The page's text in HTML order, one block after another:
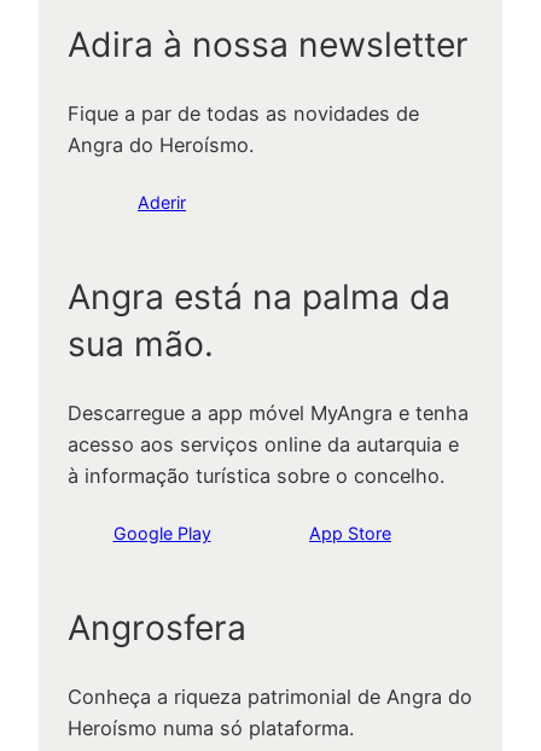
Adira à nossa newsletter
Fique a par de todas as novidades de
Angra do Heroísmo.
Aderir
Angra está na palma da
sua mão.
Descarregue a app móvel MyAngra e tenha
acesso aos serviços online da autarquia e
à informação turística sobre o concelho.
Google Play App Store
Angrosfera
Conheça a riqueza patrimonial de Angra do
Heroísmo numa só plataforma.